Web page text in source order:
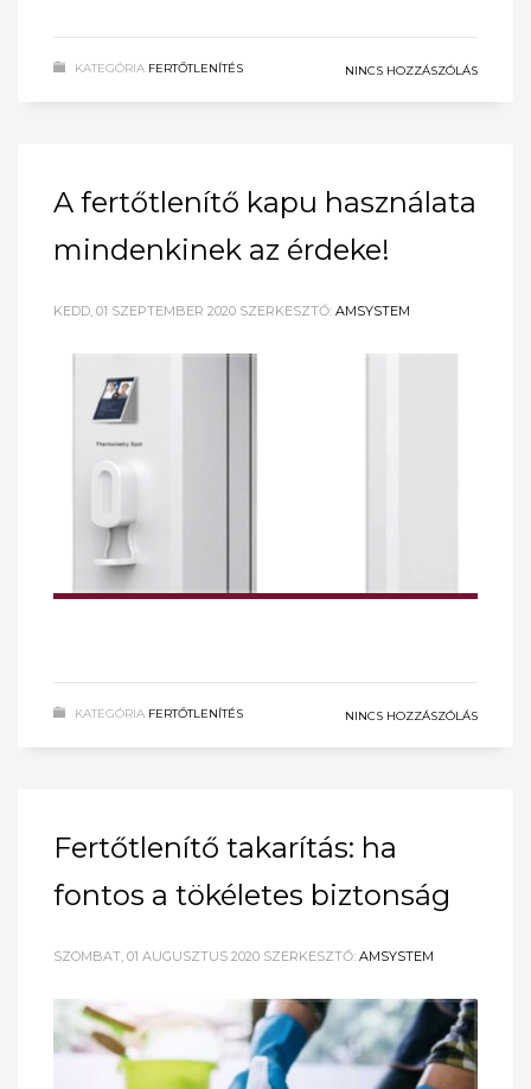
KATEGÓRIA FERTŐTLENÍTÉS NINCS HOZZÁSZÓLÁS
A fertőtlenítő kapu használata
mindenkinek az érdeke!
KEDD, 01 SZEPTEMBER 2020 SZERKESZTŐ: AMSYSTEM
KATEGÓRIA FERTŐTLENÍTÉS NINCS HOZZÁSZÓLÁS
Fertőtlenítő takarítás: ha
fontos a tökéletes biztonság
SZOMBAT, 01 AUGUSZTUS 2020 SZERKESZTŐ: AMSYSTEM